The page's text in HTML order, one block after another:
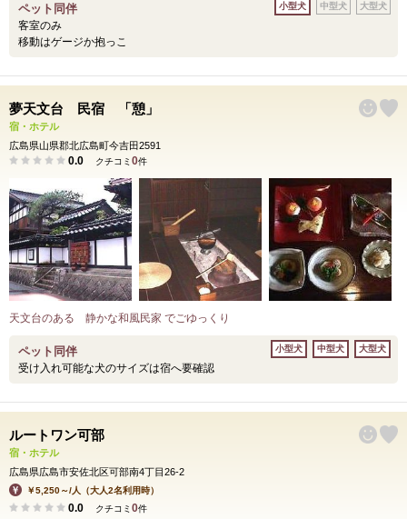
ペット同伴
客室のみ
移動はゲージか抱っこ
小型犬 中型犬 大型犬
夢天文台 民宿 「憩」
宿・ホテル
広島県山県郡北広島町今吉田2591
0.0 クチコミ 0件
天文台のある 静かな和風民家 でごゆっくり
ペット同伴
受け入れ可能な犬のサイズは宿へ要確認
小型犬 中型犬 大型犬
ルートワン可部
宿・ホテル
広島県広島市安佐北区可部南4丁目26-2
￥5,250～/人（大人2名利用時）
0.0 クチコミ 0件